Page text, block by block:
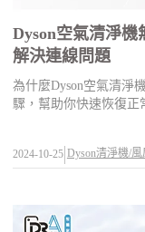
Dyson空氣清淨
解決連線問題
為什麼Dyson空氣清淨
驟，幫助你快速恢復正
2024-10-25 Dyson清淨機/